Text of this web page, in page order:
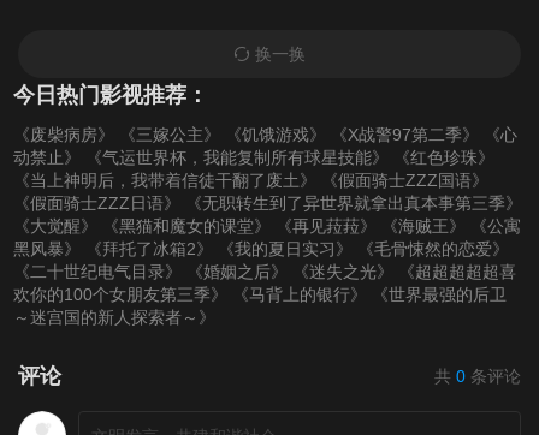
第20220307期
第20220310期 第20220311期 第20220314期
第20220315期 第20220316期 第20220317期
第20220318期 第20220321(微女人) 第20220321期
第20220324期
换一换
今日热门影视推荐：
《废柴病房》 《三嫁公主》 《饥饿游戏》 《X战警97第二季》
《心
动禁止》
《气运世界杯，我能复制所有球星技能》
《红色珍珠》
《当上神明后，我带着信徒干翻了废土》
《假面骑士ZZZ国语》
《假面骑士ZZZ日语》
《无职转生到了异世界就拿出真本事第三季》
《大觉醒》
《黑猫和魔女的课堂》 《再见菈菈》 《海贼王》
《公寓
黑风暴》
《拜托了冰箱2》 《我的夏日实习》
《毛骨悚然的恋爱》
《二十世纪电气目录》
《婚姻之后》 《迷失之光》
《超超超超超喜
欢你的100个女朋友第三季》
《马背上的银行》
《世界最强的后卫
～迷宫国的新人探索者～》
评论 共 0 条评论